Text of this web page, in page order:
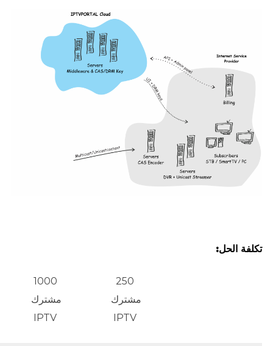
تكلفة الحل:
250
مشترك
IPTV
1000
مشترك
IPTV